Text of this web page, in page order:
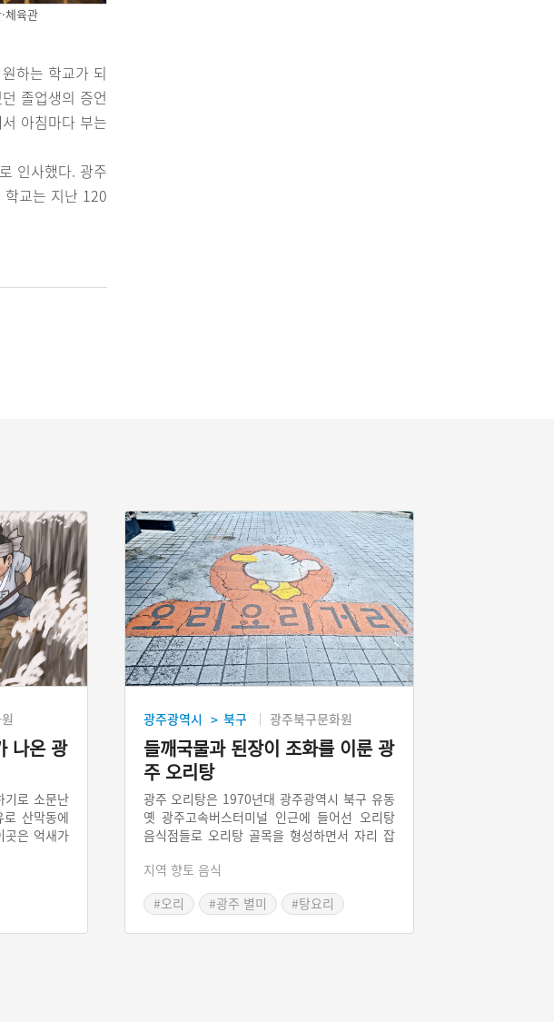
체육관
하는 학교가 되
졸업생의 증언
아침마다 부는
인사했다. 광주
학교는 지난 120
나온 광
기로 소문난
산막동에
곳은 억새가
어느 날 땅
이가 스님
생각하고
이라 해서
광주광역시 > 북구 광주북구문화원
들깨국물과 된장이 조화를 이룬 광
주 오리탕
광주 오리탕은 1970년대 광주광역시 북구 유동
옛 광주고속버스터미널 인근에 들어선 오리탕
음식점들로 오리탕 골목을 형성하면서 자리 잡
은 오리고기를 들깻가루와 된장을 푼 걸쭉한 국
물에 끓인 다음 미나리를 얹어서 초장에 찍어 먹
는 것이 특징이다.
지역 향토 음식
#오리
#광주 별미 #탕요리